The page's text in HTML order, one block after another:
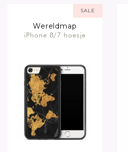
SALE
Wereldmap
iPhone 8/7 hoesje